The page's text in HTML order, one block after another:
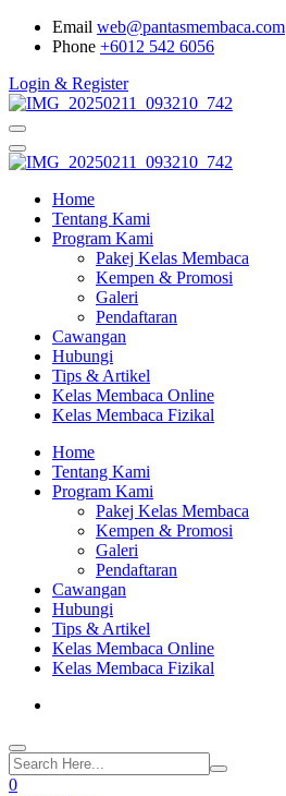
Email web@pantasmembaca.com
Phone +6012 542 6056
Login & Register
Home
Tentang Kami
Program Kami
Pakej Kelas Membaca
Kempen & Promosi
Galeri
Pendaftaran
Cawangan
Hubungi
Tips & Artikel
Kelas Membaca Online
Kelas Membaca Fizikal
Home
Tentang Kami
Program Kami
Pakej Kelas Membaca
Kempen & Promosi
Galeri
Pendaftaran
Cawangan
Hubungi
Tips & Artikel
Kelas Membaca Online
Kelas Membaca Fizikal
0